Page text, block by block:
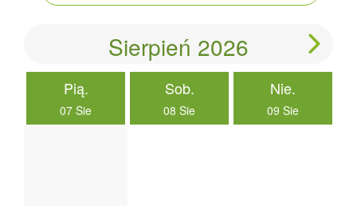
Sierpień 2026
Pią.
07 Sie
Sob.
08 Sie
Nie.
09 Sie